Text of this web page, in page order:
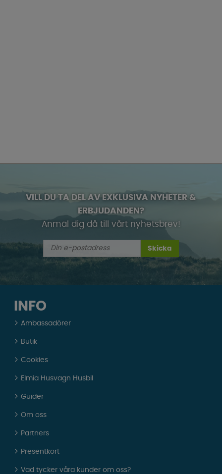
VILL DU TA DEL AV EXKLUSIVA NYHETER &
ERBJUDANDEN?
Anmäl dig då till vårt nyhetsbrev!
Skicka
INFO
Ambassadörer
Butik
Cookies
Elmia Husvagn Husbil
Guider
Om oss
Partners
Presentkort
Vad tycker våra kunder om oss?